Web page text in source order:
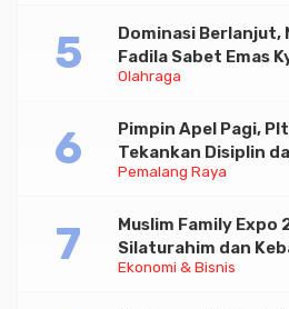
Olahraga
Dominasi Berlanjut,
Fadila Sabet Emas
Taekwondo
Pemalang Raya
Pimpin Apel Pagi,
Tekankan Disiplin
untuk Pelayanan
Ekonomi & Bisnis
Muslim Family Expo
Silaturahim dan
Halal di Jakarta